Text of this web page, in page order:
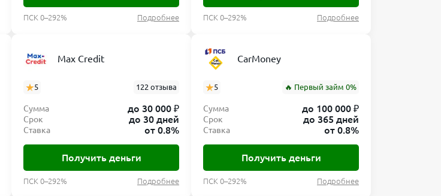
ПСК 0–292% Подробнее ПСК 0–292% Подробнее
Max Credit
5 122 отзыва
Сумма до 30 000 ₽
Срок до 30 дней
Ставка от 0.8%
Получить деньги
ПСК 0–292% Подробнее
CarMoney
5 🔥 Первый займ 0%
Сумма до 100 000 ₽
Срок до 365 дней
Ставка от 0.8%
Получить деньги
ПСК 0–292% Подробнее